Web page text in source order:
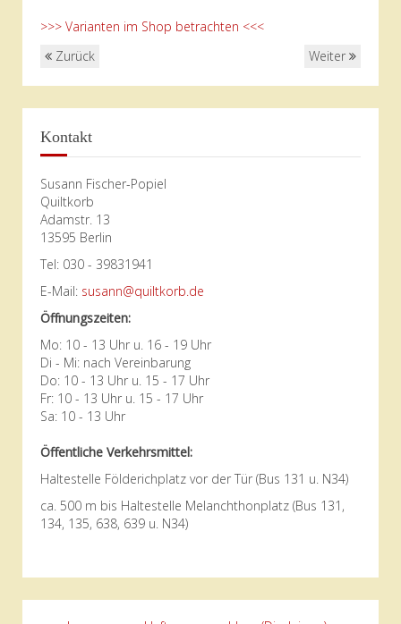
>>> Varianten im Shop betrachten <<<
Zurück
Weiter
Kontakt
Susann Fischer-Popiel
Quiltkorb
Adamstr. 13
13595 Berlin
Tel: 030 - 39831941
E-Mail: susann@quiltkorb.de
Öffnungszeiten:
Mo: 10 - 13 Uhr u. 16 - 19 Uhr
Di - Mi: nach Vereinbarung
Do: 10 - 13 Uhr u. 15 - 17 Uhr
Fr: 10 - 13 Uhr u. 15 - 17 Uhr
Sa: 10 - 13 Uhr
Öffentliche Verkehrsmittel:
Haltestelle Földerichplatz vor der Tür (Bus 131 u. N34)
ca. 500 m bis Haltestelle Melanchthonplatz (Bus 131,
134, 135, 638, 639 u. N34)